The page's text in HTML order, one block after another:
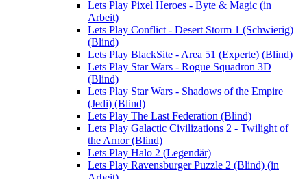
Lets Play Pixel Heroes - Byte & Magic (in
Arbeit)
Lets Play Conflict - Desert Storm 1 (Schwierig)
(Blind)
Lets Play BlackSite - Area 51 (Experte) (Blind)
Lets Play Star Wars - Rogue Squadron 3D
(Blind)
Lets Play Star Wars - Shadows of the Empire
(Jedi) (Blind)
Lets Play The Last Federation (Blind)
Lets Play Galactic Civilizations 2 - Twilight of
the Arnor (Blind)
Lets Play Halo 2 (Legendär)
Lets Play Ravensburger Puzzle 2 (Blind) (in